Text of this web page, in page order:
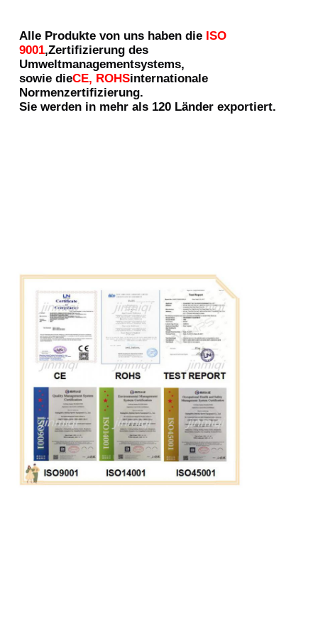
Alle Produkte von uns haben die ISO
9001,Zertifizierung des
Umweltmanagementsystems,
sowie dieCE, ROHSinternationale
Normenzertifizierung.
Sie werden in mehr als 120 Länder exportiert.